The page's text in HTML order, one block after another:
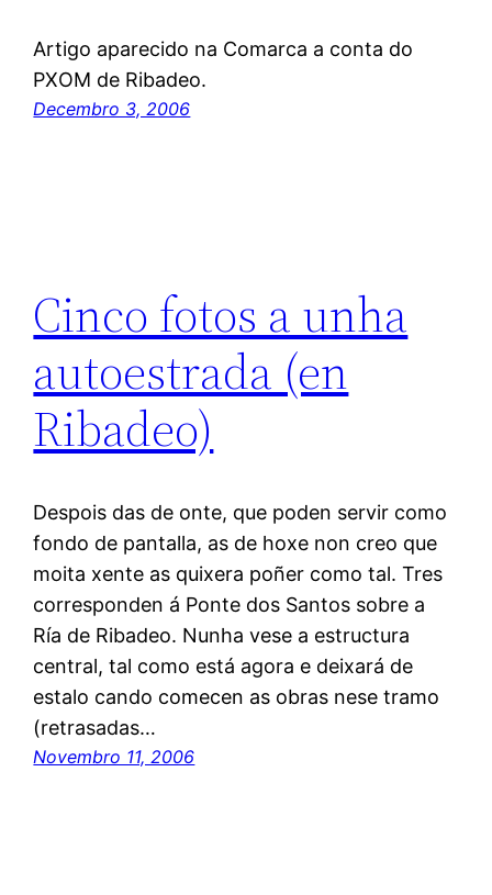
Artigo aparecido na Comarca a conta do
PXOM de Ribadeo.
Decembro 3, 2006
Cinco fotos a unha
autoestrada (en
Ribadeo)
Despois das de onte, que poden servir como
fondo de pantalla, as de hoxe non creo que
moita xente as quixera poñer como tal. Tres
corresponden á Ponte dos Santos sobre a
Ría de Ribadeo. Nunha vese a estructura
central, tal como está agora e deixará de
estalo cando comecen as obras nese tramo
(retrasadas…
Novembro 11, 2006